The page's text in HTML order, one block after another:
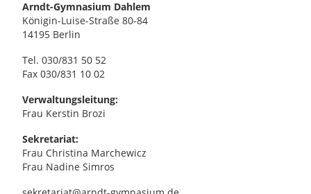
Arndt-Gymnasium Dahlem
Königin-Luise-Straße 80-84
14195 Berlin
Tel. 030/831 50 52
Fax 030/831 10 02
Verwaltungsleitung:
Frau Kerstin Brozi
Sekretariat:
Frau Christina Marchewicz
Frau Nadine Simros